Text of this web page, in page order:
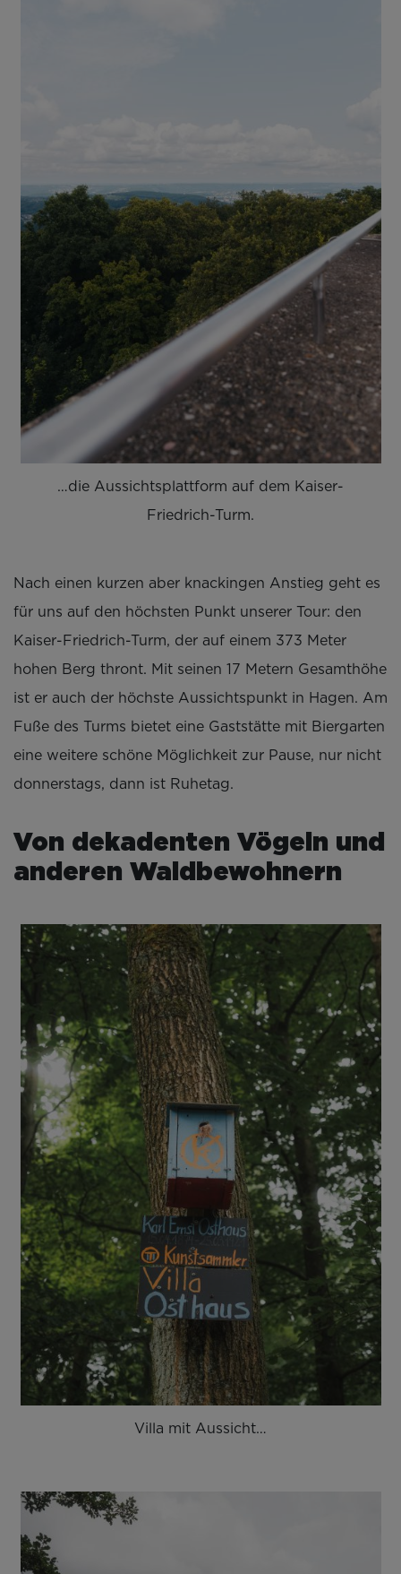
…die Aussichtsplattform auf dem Kaiser-
Friedrich-Turm.
Nach einen kurzen aber knackingen Anstieg geht es
für uns auf den höchsten Punkt unserer Tour: den
Kaiser-Friedrich-Turm, der auf einem 373 Meter
hohen Berg thront. Mit seinen 17 Metern Gesamthöhe
ist er auch der höchste Aussichtspunkt in Hagen. Am
Fuße des Turms bietet eine Gaststätte mit Biergarten
eine weitere schöne Möglichkeit zur Pause, nur nicht
donnerstags, dann ist Ruhetag.
Von dekadenten Vögeln und
anderen Waldbewohnern
Villa mit Aussicht…